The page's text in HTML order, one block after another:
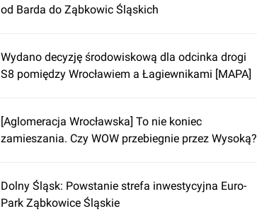
od Barda do Ząbkowic Śląskich
Wydano decyzję środowiskową dla odcinka drogi
S8 pomiędzy Wrocławiem a Łagiewnikami [MAPA]
[Aglomeracja Wrocławska] To nie koniec
zamieszania. Czy WOW przebiegnie przez Wysoką?
Dolny Śląsk: Powstanie strefa inwestycyjna Euro-
Park Ząbkowice Śląskie